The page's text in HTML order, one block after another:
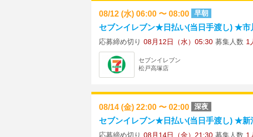
08/12 (水) 06:00 〜 08:00 早朝
セブンイレブン★日払い(当日手渡し) ★市
応募締め切り 08月12日（水）05:30 募集人数 1
セブンイレブン
松戸高塚店
08/14 (金) 22:00 〜 02:00 深夜
セブンイレブン★日払い(当日手渡し) ★新
応募締め切り 08月14日（金）21:30 募集人数 1